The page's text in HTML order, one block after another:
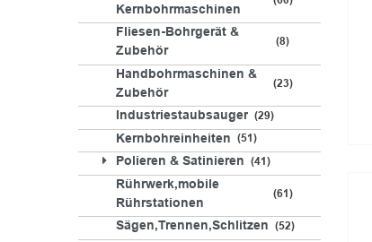
Kernbohrmaschinen
Fliesen-Bohrgerät &
Zubehör
8
Handbohrmaschinen &
Zubehör
23
Industriestaubsauger 29
Kernbohreinheiten 51
Polieren & Satinieren 41
Rührwerk,mobile
Rührstationen
61
Sägen,Trennen,Schlitzen 52